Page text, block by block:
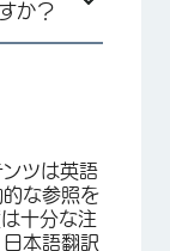
か？
ツは英語
な参照を
十分な注
本語翻訳